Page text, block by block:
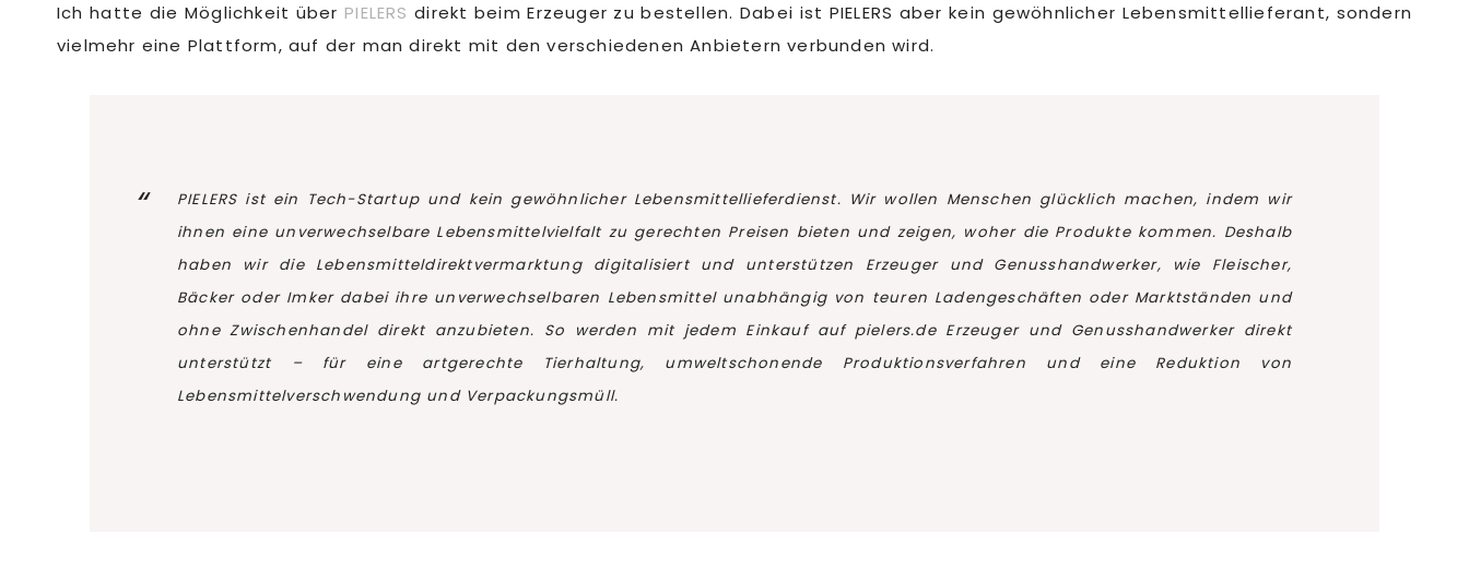
Ich hatte die Möglichkeit über PIELERS direkt beim Erzeuger zu bestellen. Dabei ist PIELERS aber kein gewöhnlicher Lebensmittellieferant, sondern
vielmehr eine Plattform, auf der man direkt mit den verschiedenen Anbietern verbunden wird.
PIELERS ist ein Tech-Startup und kein gewöhnlicher Lebensmittellieferdienst. Wir wollen Menschen glücklich machen, indem wir
ihnen eine unverwechselbare Lebensmittelvielfalt zu gerechten Preisen bieten und zeigen, woher die Produkte kommen. Deshalb
haben wir die Lebensmitteldirektvermarktung digitalisiert und unterstützen Erzeuger und Genusshandwerker, wie Fleischer,
Bäcker oder Imker dabei ihre unverwechselbaren Lebensmittel unabhängig von teuren Ladengeschäften oder Marktständen und
ohne Zwischenhandel direkt anzubieten. So werden mit jedem Einkauf auf pielers.de Erzeuger und Genusshandwerker direkt
unterstützt – für eine artgerechte Tierhaltung, umweltschonende Produktionsverfahren und eine Reduktion von
Lebensmittelverschwendung und Verpackungsmüll.